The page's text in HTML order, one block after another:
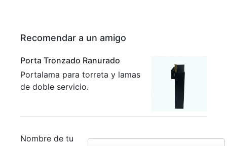
Recomendar a un amigo
Porta Tronzado Ranurado
Portalama para torreta y lamas
de doble servicio.
Nombre de tu